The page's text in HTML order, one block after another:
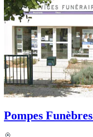
Pompes